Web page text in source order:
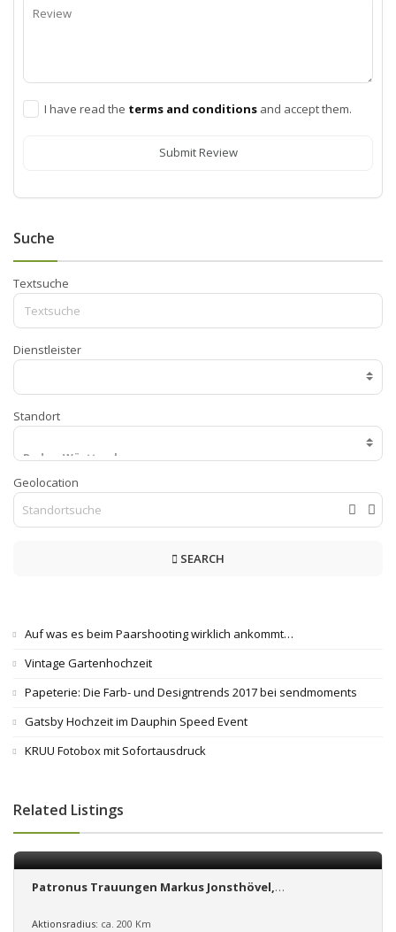
I have read the terms and conditions and accept them.
Submit Review
Suche
Textsuche
Dienstleister
Standort
Geolocation
SEARCH
Auf was es beim Paarshooting wirklich ankommt…
Vintage Gartenhochzeit
Papeterie: Die Farb- und Designtrends 2017 bei sendmoments
Gatsby Hochzeit im Dauphin Speed Event
KRUU Fotobox mit Sofortausdruck
Related Listings
Patronus Trauungen Markus Jonsthövel,
Aktionsradius: ca. 200 Km